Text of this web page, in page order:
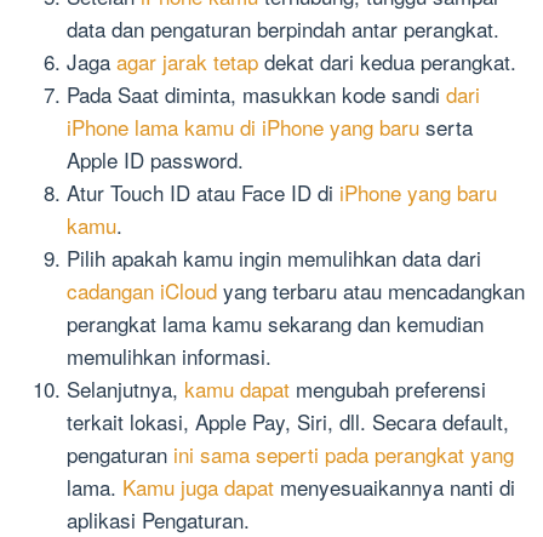
data dan pengaturan berpindah antar perangkat.
Jaga agar jarak tetap dekat dari kedua perangkat.
Pada Saat diminta, masukkan kode sandi dari
iPhone lama kamu di iPhone yang baru serta
Apple ID password.
Atur Touch ID atau Face ID di iPhone yang baru
kamu.
Pilih apakah kamu ingin memulihkan data dari
cadangan iCloud yang terbaru atau mencadangkan
perangkat lama kamu sekarang dan kemudian
memulihkan informasi.
Selanjutnya, kamu dapat mengubah preferensi
terkait lokasi, Apple Pay, Siri, dll. Secara default,
pengaturan ini sama seperti pada perangkat yang
lama. Kamu juga dapat menyesuaikannya nanti di
aplikasi Pengaturan.